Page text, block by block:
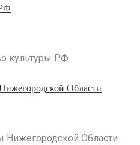
культуры РФ
Нижегородской Области